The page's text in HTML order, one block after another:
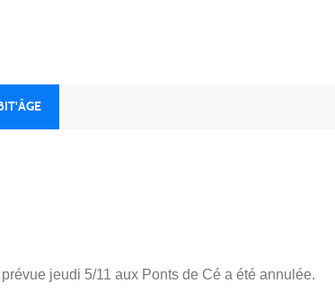
prévue jeudi 5/11 aux Ponts de Cé a été annulée.